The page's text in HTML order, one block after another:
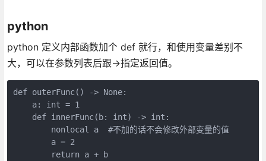
python
python 定义内部函数加个 def 就行，和使用变量差别不
大，可以在参数列表后跟->指定返回值。
def outerFunc() -> None:
    a: int = 1
    def innerFunc(b: int) -> int:
        nonlocal a  #不加的话不会修改外部变量的值
        a = 2
        return a + b